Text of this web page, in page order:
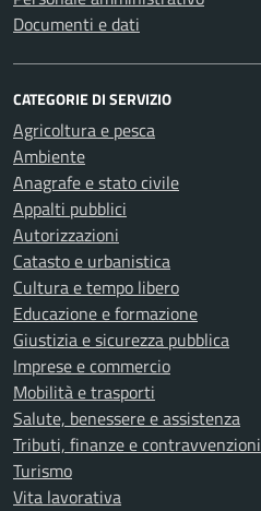
Documenti e dati
CATEGORIE DI SERVIZIO
Agricoltura e pesca
Ambiente
Anagrafe e stato civile
Appalti pubblici
Autorizzazioni
Catasto e urbanistica
Cultura e tempo libero
Educazione e formazione
Giustizia e sicurezza pubblica
Imprese e commercio
Mobilità e trasporti
Salute, benessere e assistenza
Tributi, finanze e contravvenzioni
Turismo
Vita lavorativa